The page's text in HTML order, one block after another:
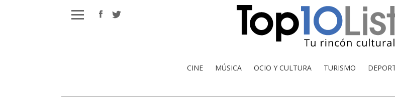
CINE MÚSICA OCIO Y CULTURA TURISMO